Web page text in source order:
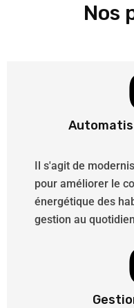
Nos
Il s'agit de
pour améliorer le
énergétique des
gestion au